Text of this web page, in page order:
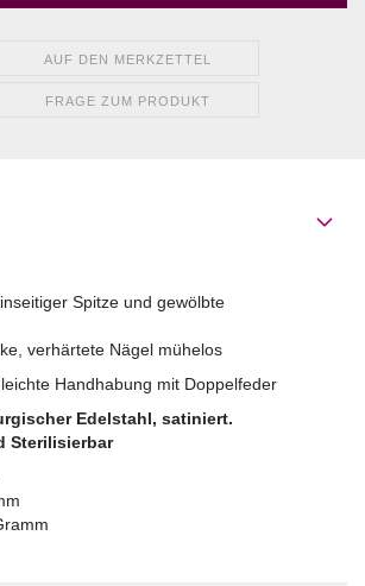
AUF DEN MERKZETTEL
FRAGE ZUM PRODUKT
Spitze und gewölbte
verhärtete Nägel mühelos
Handhabung mit Doppelfeder
Edelstahl, satiniert.
Sterilisierbar